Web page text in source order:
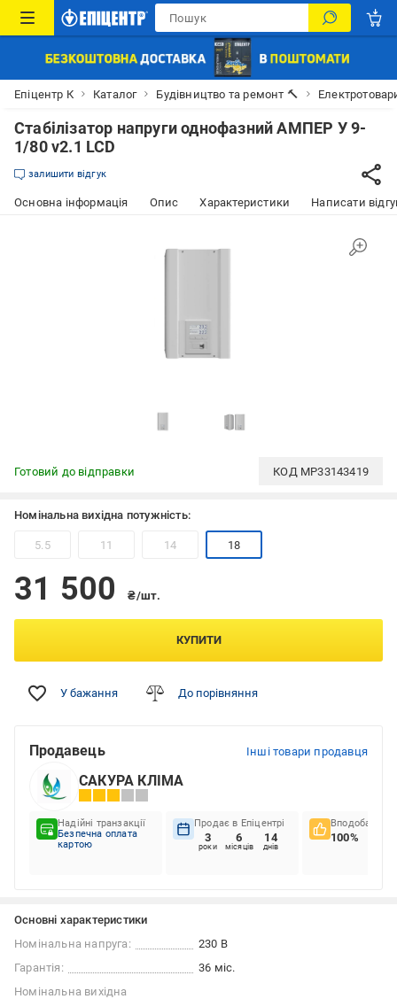
Епіцентр К Каталог Будівництво та ремонт 🔨
Стабілізатор напруги однофазний АМПЕР У 9-
1/80 v2.1 LCD
залишити відгук
Основна інформація Опис Характеристики Написати
Готовий до відправки КОД MP33143419
Номінальна вихідна потужність:
5.5 11 14 18
31 500 ₴/шт.
КУПИТИ
У бажання До порівняння
Продавець Інші товари продавця
САКУРА КЛІМА
Надійні транзакції
Безпечна оплата
картою
Продає в Епіцентрі
3
роки
6
місяців
14
днів
Вподобання
100%
Основні характеристики
Номінальна напруга:
230 В
Гарантія:
36 міс.
Номінальна вихідна